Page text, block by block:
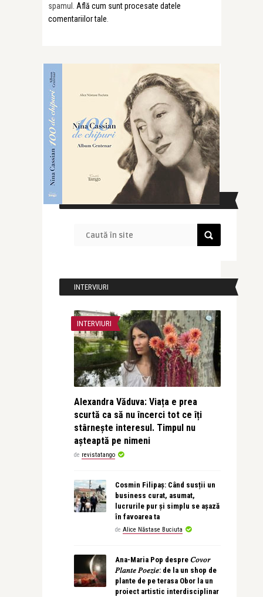
spamul. Află cum sunt procesate datele
comentariilor tale
CAUTĂ ÎN SITE
INTERVIURI
INTERVIURI
Alexandra Văduva: Viața e prea
scurtă ca să nu încerci tot ce îți
stârnește interesul. Timpul nu
așteaptă pe nimeni
de revistatango
Cosmin Filipaș: Când susții un
business curat, asumat,
lucrurile pur și simplu se așază
în favoarea ta
de Alice Năstase Buciuta
Ana-Maria Pop despre 𝐶𝑜𝑣𝑜𝑟
𝑃𝑙𝑎𝑛𝑡𝑒 𝑃𝑜𝑒𝑧𝑖𝑒: de la un shop de
plante de pe terasa Obor la un
proiect artistic interdisciplinar